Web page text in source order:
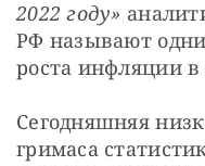
2022 году»
РФ называют
роста инфляции в
Сегодняшняя
гримаса